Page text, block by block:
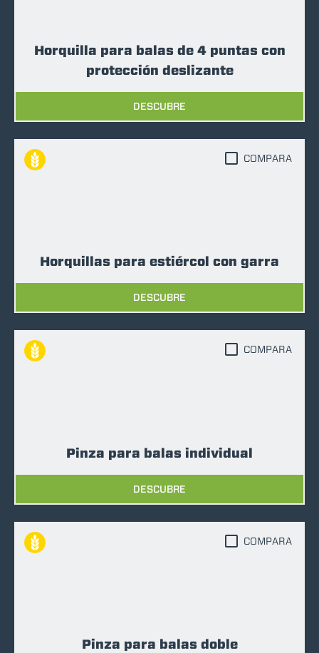
Horquilla para balas de 4 puntas con
protección deslizante
DESCUBRE
Horquillas para estiércol con garra
DESCUBRE
COMPARA
Pinza para balas individual
DESCUBRE
COMPARA
Pinza para balas doble
COMPARA